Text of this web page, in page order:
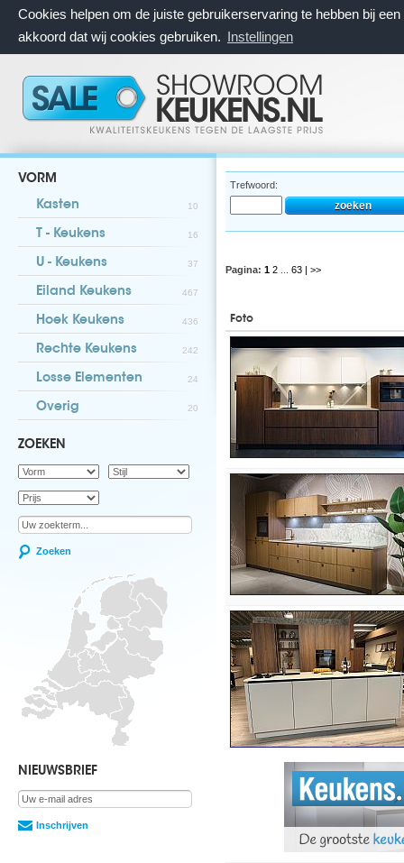
Cookies helpen om de juiste gebruikerservaring te hebben bij
akkoord dat wij cookies gebruiken. Instellingen
VORM
Kasten 10
T - Keukens 16
U - Keukens 37
Eiland Keukens 467
Hoek Keukens 436
Rechte Keukens 242
Losse Elementen 24
Overig 20
ZOEKEN
Zoeken
NIEUWSBRIEF
Inschrijven
Trefwoord:
Pagina: 1 2 63 | >>
Foto